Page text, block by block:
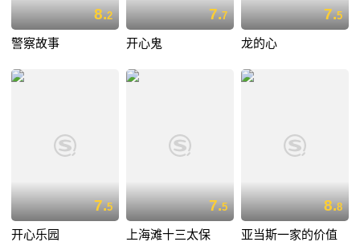
8.2
警察故事
7.7
开心鬼
7.5
龙的心
7.5
开心乐园
7.5
上海滩十三太保
8.8
亚当斯一家的价值